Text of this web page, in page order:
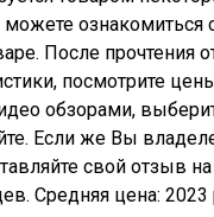
можете ознакомиться
После прочтения
посмотрите
обзорами,
Если же Вы
свой отзыв
Средняя цена: 2023